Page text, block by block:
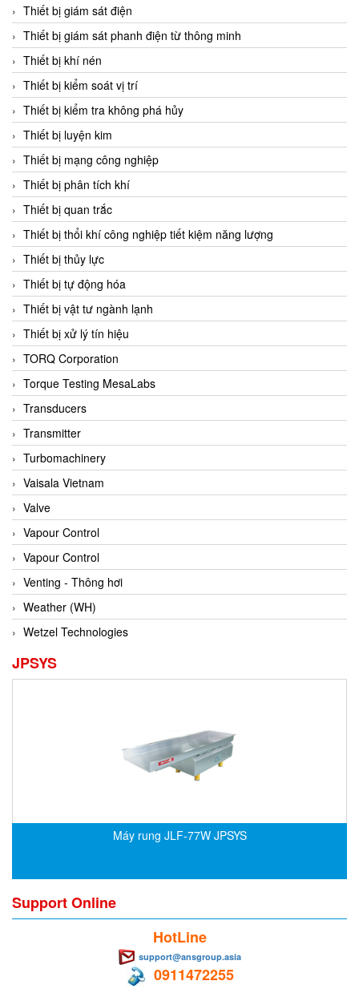
Chromalox
ChuanYi
CIC
Clage
Clake Fololo
Clark Cooper
CMC Ventilazione
Coax Valves Inc
Codel
Cofimco
Coltraco
Comat Releco
Comax
COMETECH VietNam
COMFILE Technology
Conch
Conductix/ WAMPFLER
Contrec
Contrinex
Control Solution Minesota
Copeland
Cortem
Cosa Xentaur
Cosil
Coulton
Crouzet
Crowcon
Crutec Dust Zero Vietnam
CS&P Technologies
cs-instruments
Cygnus
Cypet Vietnam
Thiết bị giám sát điện
Thiết bị giám sát phanh điện từ thông minh
Thiết bị khí nén
Thiết bị kiểm soát vị trí
Thiết bị kiểm tra không phá hủy
Thiết bị luyện kim
Thiết bị mạng công nghiệp
Thiết bị phân tích khí
Thiết bị quan trắc
Thiết bị thổi khí công nghiệp tiết kiệm năng lượng
Thiết bị thủy lực
Thiết bị tự động hóa
Thiết bị vật tư ngành lạnh
Thiết bị xử lý tín hiệu
TORQ Corporation
Torque Testing MesaLabs
Transducers
Transmitter
Turbomachinery
Vaisala Vietnam
Valve
Vapour Control
Vapour Control
Venting - Thông hơi
Weather (WH)
Wetzel Technologies
JPSYS
Máy rung JLF-77W JPSYS
Support Online
HotLine
support@ansgroup.asia
0911472255